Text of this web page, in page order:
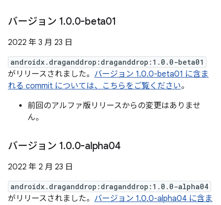
バージョン 1.0.0-beta01
2022 年 3 月 23 日
androidx.draganddrop:draganddrop:1.0.0-beta01
がリリースされました。 バージョン 1.0.0-beta01 に含ま
れる commit については、こちらをご覧ください。
前回のアルファ版リリースからの変更はありませ
ん。
バージョン 1.0.0-alpha04
2022 年 2 月 23 日
androidx.draganddrop:draganddrop:1.0.0-alpha04
がリリースされました。 バージョン 1.0.0-alpha04 に含ま